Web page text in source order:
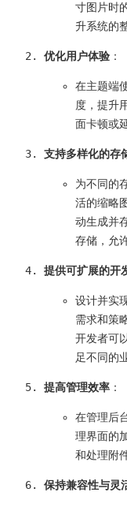
寸图片时
升系统的
优化用户体验 ：
在主题端
度，提升
面卡顿或
支持多样化的存
为不同的
活的缩略
动生成并
存储，允
提供可扩展的开
设计并实
需求和策
开发者可
足不同的
提高管理效率 ：
在管理后
理界面的
和处理附
保持兼容性与灵